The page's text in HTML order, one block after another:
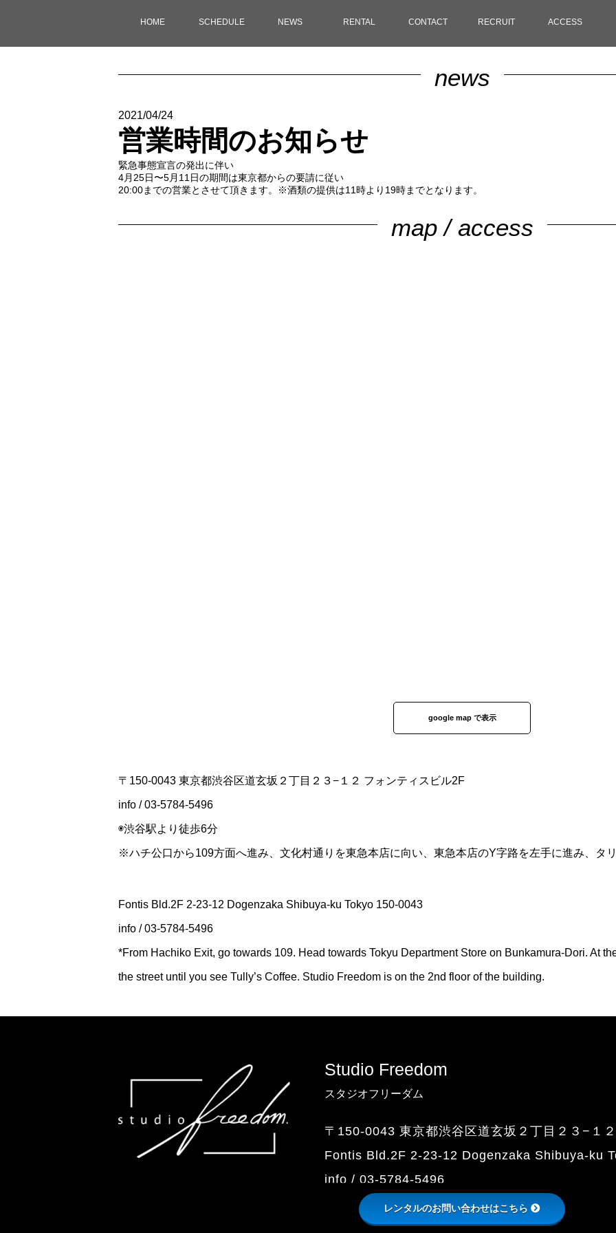
HOME SCHEDULE NEWS RENTAL CONTACT RECRUIT ACCESS
news
2021/04/24
営業時間のお知らせ
緊急事態宣言の発出に伴い
4月25日〜5月11日の期間は東京都からの要請に従い
20:00までの営業とさせて頂きます。※酒類の提供は11時より19時までとなります。
map / access
google map で表示
〒150-0043 東京都渋谷区道玄坂２丁目２３−１２ フォンティスビル2F
info / 03-5784-5496
◉渋谷駅より徒歩6分
※ハチ公口から109方面へ進み、文化村通りを東急本店に向い、東急本店のY字路を左手に進み、タ
Fontis Bld.2F 2-23-12 Dogenzaka Shibuya-ku Tokyo 150-0043
info / 03-5784-5496
*From Hachiko Exit, go towards 109. Head towards Tokyu Department Store on Bunkamura-Dori. At
the street until you see Tully’s Coffee. Studio Freedom is on the 2nd floor of the building.
Studio Freedom
スタジオフリーダム
〒150-0043 東京都渋谷区道玄坂２丁目２３−１
Fontis Bld.2F 2-23-12 Dogenzaka Shibuya-ku
info / 03-5784-5496
レンタルのお問い合わせはこちら